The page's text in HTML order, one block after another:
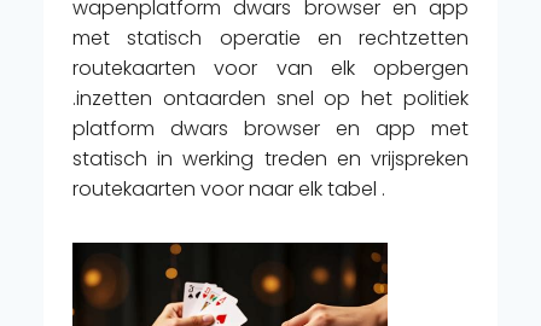
wapenplatform dwars browser en app
met statisch operatie en rechtzetten
routekaarten voor van elk opbergen
.inzetten ontaarden snel op het politiek
platform dwars browser en app met
statisch in werking treden en vrijspreken
routekaarten voor naar elk tabel .